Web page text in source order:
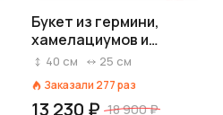
Букет из гермини,
хамелациумов и
лизиантусов «Бусинка»
40 см 25 см
Заказали 277раз
13 230 ₽ 18 900 ₽